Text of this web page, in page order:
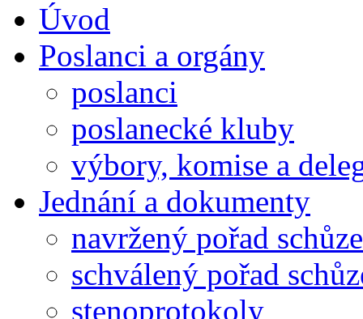
Úvod
Poslanci a orgány
poslanci
poslanecké kluby
výbory, komise a
Jednání a dokumenty
navržený pořad schůze
schválený pořad
stenoprotokoly